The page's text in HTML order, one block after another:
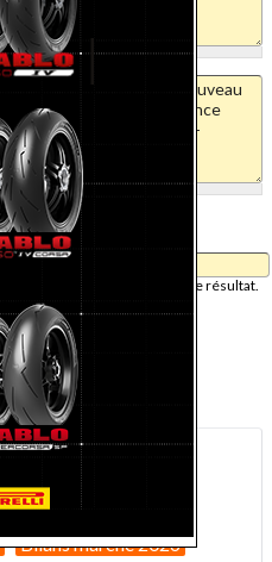
simple et saisissez le résultat.
:
toutes nos
!
Bilans marché 2026